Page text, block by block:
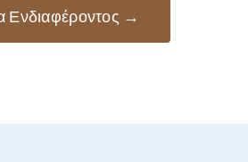
Ενδιαφέροντος →